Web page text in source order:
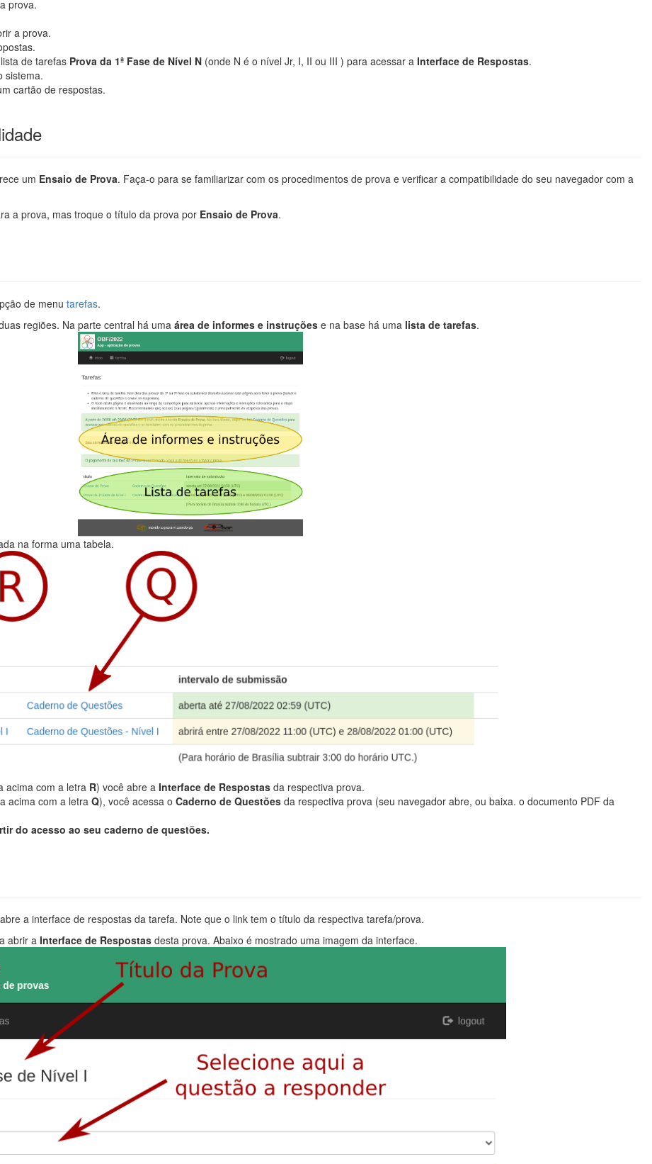
prova.
a prova.
de tarefas Prova da 1ª Fase de Nível N (onde N é o nível Jr, I, II ou III ) para acessar a Interface de Respostas.
sistema.
cartão de respostas.
um Ensaio de Prova. Faça-o para se familiarizar com os procedimentos de prova e verificar a compatibilidade do seu navegador com a
a prova, mas troque o título da prova por Ensaio de Prova.
de menu tarefas.
regiões. Na parte central há uma área de informes e instruções e na base há uma lista de tarefas.
na forma uma tabela.
acima com a letra R) você abre a Interface de Respostas da respectiva prova.
acima com a letra Q), você acessa o Caderno de Questões da respectiva prova (seu navegador abre, ou baixa. o documento PDF da
do acesso ao seu caderno de questões.
a interface de respostas da tarefa. Note que o link tem o título da respectiva tarefa/prova.
abrir a Interface de Respostas desta prova. Abaixo é mostrado uma imagem da interface.